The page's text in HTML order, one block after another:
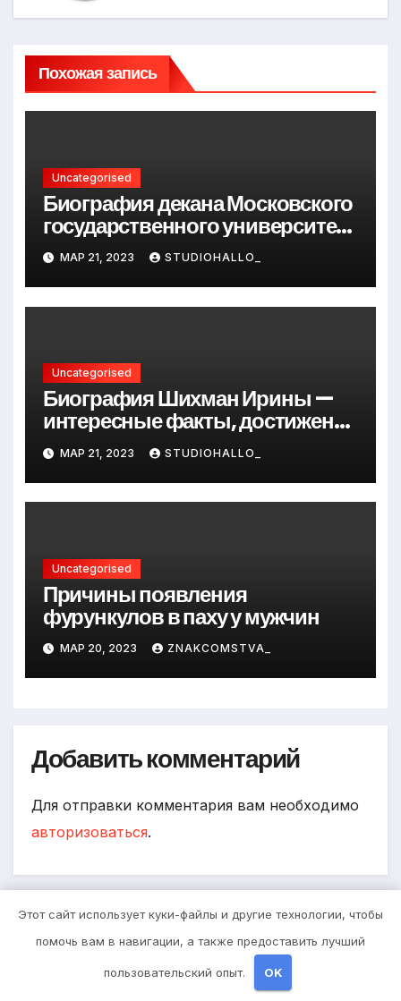
Похожая запись
Uncategorised
Биография декана Московского
государственного университета
Андрея Сидорова — от студента
до руководителя
МАР 21, 2023 STUDIOHALLO_
Uncategorised
Биография Шихман Ирины —
интересные факты, достижения
и путь к успеху
МАР 21, 2023 STUDIOHALLO_
Uncategorised
Причины появления
фурункулов в паху у мужчин
МАР 20, 2023 ZNAKCOMSTVA_
Добавить комментарий
Для отправки комментария вам необходимо
авторизоваться.
Этот сайт использует куки-файлы и другие технологии, чтобы
помочь вам в навигации, а также предоставить лучший
пользовательский опыт. OK